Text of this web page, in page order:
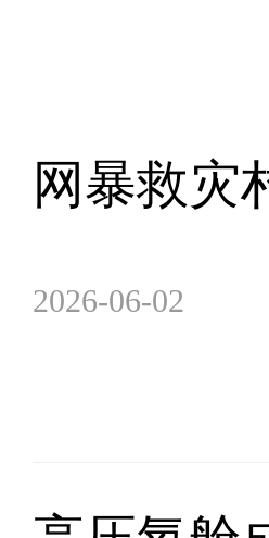
网暴救灾
2026-06-02